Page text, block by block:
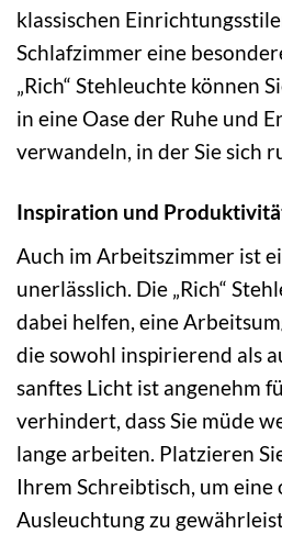
klassischen
Schlafzimmer eine
„Rich“ Stehleuchte können
in eine Oase der Ruhe und
verwandeln, in der Sie sich
Inspiration und
Auch im Arbeitszimmer ist
unerlässlich. Die „Rich“
dabei helfen, eine
die sowohl inspirierend als
sanftes Licht ist angenehm
verhindert, dass Sie müde
lange arbeiten. Platzieren
Ihrem Schreibtisch, um eine
Ausleuchtung zu